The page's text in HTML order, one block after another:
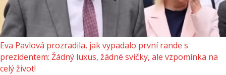
Eva Pavlová prozradila, jak vypadalo první rande s
prezidentem: Žádný luxus, žádné svíčky, ale vzpomínka na
celý život!